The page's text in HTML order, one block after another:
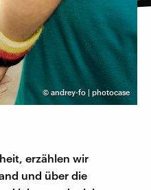
© andrey-fo | photocase
erzählen wir
und über die